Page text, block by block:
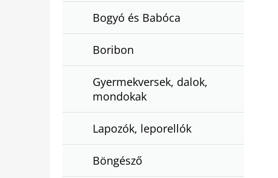
Bogyó és Babóca
Boribon
Gyermekversek, dalok,
mondokak
Lapozók, leporellók
Böngésző